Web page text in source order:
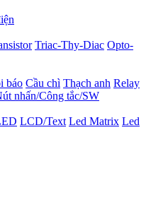
Triac-Thy-Diac Opto-
báo Cầu chì Thạch anh Relay
nhấn/Công tắc/SW
LCD/Text Led Matrix Led